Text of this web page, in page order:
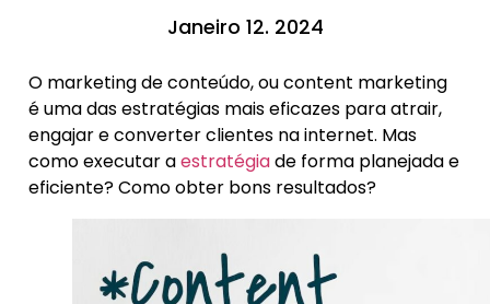
Janeiro 12. 2024
O marketing de conteúdo, ou content marketing
é uma das estratégias mais eficazes para atrair,
engajar e converter clientes na internet. Mas
como executar aestratégiade forma planejada e
eficiente? Como obter bons resultados?